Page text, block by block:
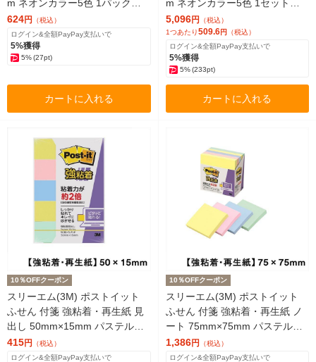
m ネオンカラー5色 1パック（5
冊入） 500-5SSAN
624円
（税込）
ログイン&全額PayPay支払いで
5%獲得
5%(27pt)
カートに入れる
m ネオンカラー5色 1セット（5
冊入×10） 500-5SSAN
5,096円
（税込）
1つあたり509.6円 （税込）
ログイン&全額PayPay支払いで
5%獲得
5% (233pt)
カートに入れる
10％OFFクーポン
スリーエム(3M) ポストイット
ふせん 付箋 強粘着・再生紙 見
出し 50mm×15mm パステルカ
ラー4色 1パック（5冊入） 700
SS-K
415円 （税込）
ログイン&全額PayPay支払いで
10％OFFクーポン
スリーエム(3M) ポストイット
ふせん 付箋 強粘着・再生紙 ノ
ート 75mm×75mm パステルカ
ラー4色 5冊 654-5SSAP
1,386円 （税込）
ログイン&全額PayPay支払いで